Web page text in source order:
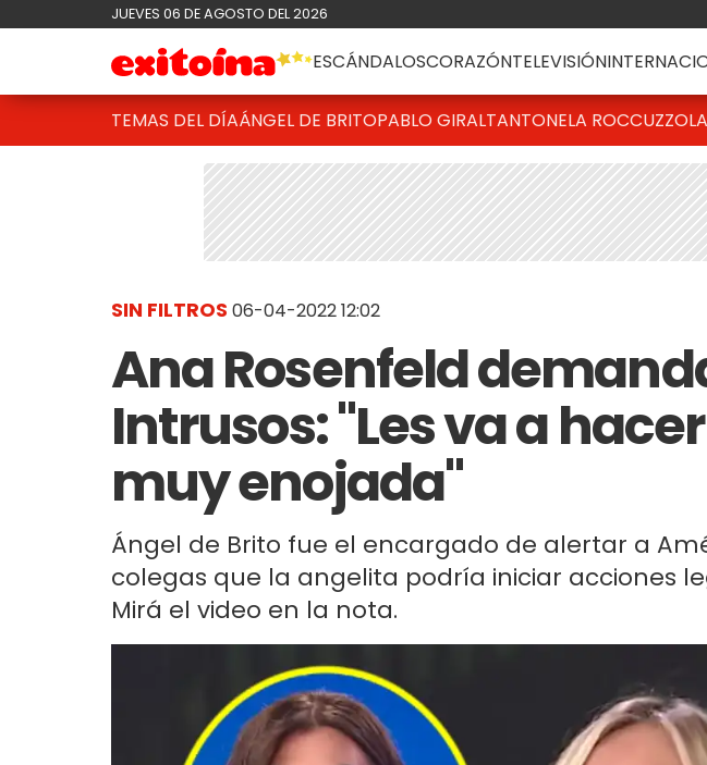
JUEVES 06 DE AGOSTO DEL 2026
ESCÁNDALOSCORAZÓNTELEVISIÓN
TEMAS DEL DÍAÁNGEL DE BRITOPABLO GIRALTANTONELA ROCCUZZO
SIN FILTROS 06-04-2022 12:02
Ana Rosenfeld
Intrusos: "Les va a
muy enojada"
Ángel de Brito fue el encargado de alertar a
colegas que la angelita podría iniciar acciones
Mirá el video en la nota.